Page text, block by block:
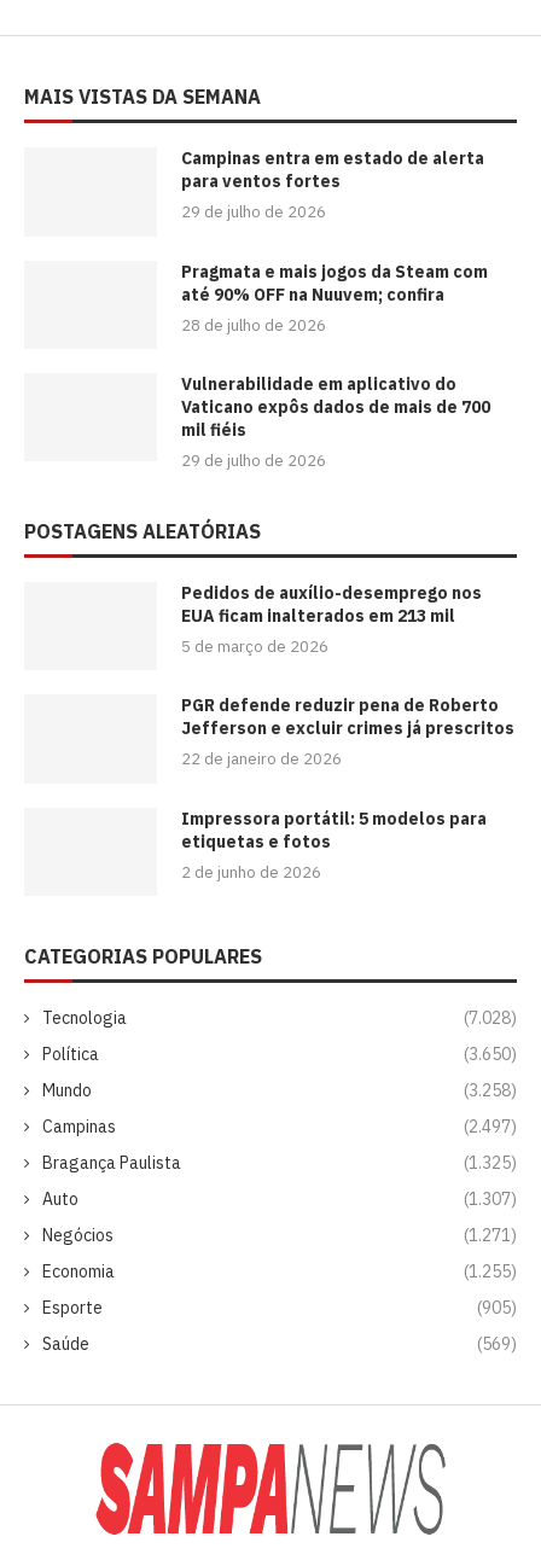
MAIS VISTAS DA SEMANA
Campinas entra em estado de alerta
para ventos fortes
29 de julho de 2026
Pragmata e mais jogos da Steam com
até 90% OFF na Nuuvem; confira
28 de julho de 2026
Vulnerabilidade em aplicativo do
Vaticano expôs dados de mais de 700
mil fiéis
29 de julho de 2026
POSTAGENS ALEATÓRIAS
Pedidos de auxílio-desemprego nos
EUA ficam inalterados em 213 mil
5 de março de 2026
PGR defende reduzir pena de Roberto
Jefferson e excluir crimes já prescritos
22 de janeiro de 2026
Impressora portátil: 5 modelos para
etiquetas e fotos
2 de junho de 2026
CATEGORIAS POPULARES
Tecnologia
(7.028)
Política
(3.650)
Mundo
(3.258)
Campinas
(2.497)
Bragança Paulista
(1.325)
Auto
(1.307)
Negócios
(1.271)
Economia
(1.255)
Esporte
(905)
Saúde
(569)